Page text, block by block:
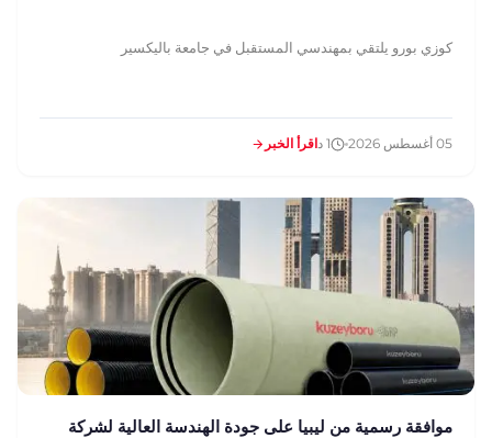
كوزي بورو يلتقي بمهندسي المستقبل في جامعة باليكسير
05 أغسطس 2026 1 د اقرأ الخبر
موافقة رسمية من ليبيا على جودة الهندسة العالية لشركة